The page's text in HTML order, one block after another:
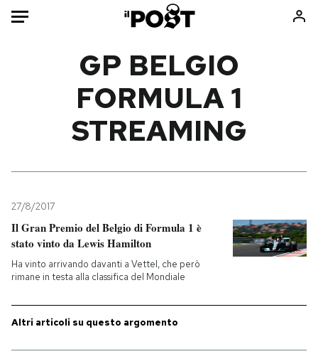
Mondo
Internet
Scienza
Cultura
Economia
Sport
Moda
Libri
Media
Altrecose
Mondiali calcio 2026
PODCAST
GP BELGIO
FORMULA 1
STREAMING
27/8/2017
Il Gran Premio del Belgio di Formula 1 è
stato vinto da Lewis Hamilton
Ha vinto arrivando davanti a Vettel, che però
rimane in testa alla classifica del Mondiale
Altri articoli su questo argomento